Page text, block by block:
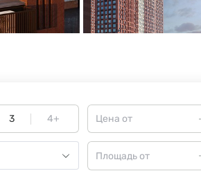
3 4+